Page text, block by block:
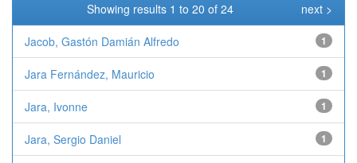
Showing results 1 to 20 of 24 next >
Jacob, Gastón Damián Alfredo 1
Jara Fernández, Mauricio 1
Jara, Ivonne 1
Jara, Sergio Daniel 1